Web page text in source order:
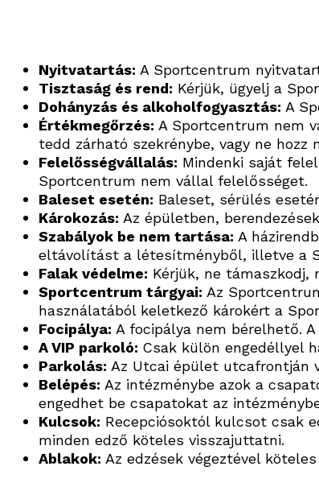
Nyitvatartás: A Sportcentrum
Tisztaság és rend: Kérjük, ügyelj a
Dohányzás és alkoholfogyasztás: A
Értékmegőrzés: A Sportcentrum nem
tedd zárható szekrénybe, vagy ne hozz
Felelősségvállalás: Mindenki saját
Sportcentrum nem vállal felelősséget.
Baleset esetén: Baleset, sérülés
Károkozás: Az épületben,
Szabályok be nem tartása: A
eltávolítást a létesítményből, illetve a
Falak védelme: Kérjük, ne
Sportcentrum tárgyai: Az
használatából keletkező károkért a
Focipálya: A focipálya nem bérelhető.
A VIP parkoló: Csak külön engedéllyel
Parkolás: Az Utcai épület utcafrontján
Belépés: Az intézménybe azok a
engedhet be csapatokat az
Kulcsok: Recepciósoktól kulcsot csak
minden edző köteles visszajuttatni.
Ablakok: Az edzések végeztével